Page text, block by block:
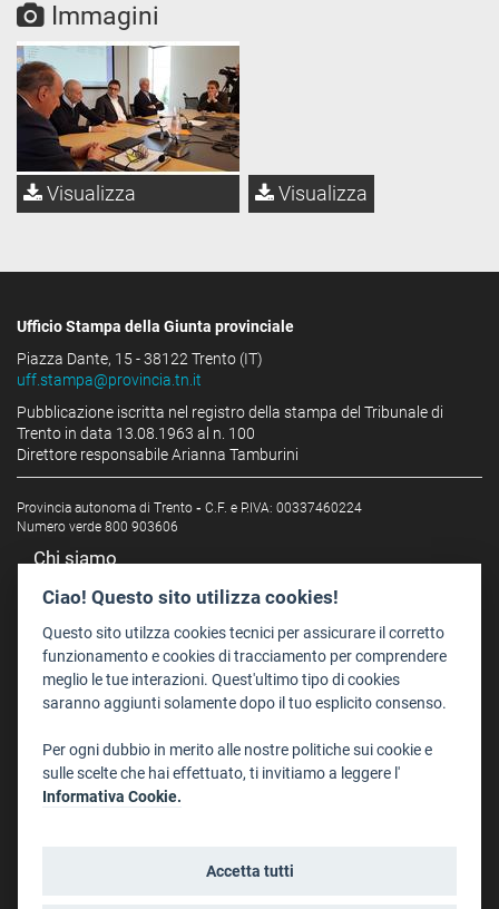
Immagini
Visualizza Visualizza
Ufficio Stampa della Giunta provinciale
Piazza Dante, 15 - 38122 Trento (IT)
uff.stampa@provincia.tn.it
Pubblicazione iscritta nel registro della stampa del Tribunale di
Trento in data 13.08.1963 al n. 100
Direttore responsabile Arianna Tamburini
Provincia autonoma di Trento - C.F. e P.IVA: 00337460224
Numero verde 800 903606
Chi siamo
Redazione
Staff
Format - Centro Audiovisivi
Trentino Film Commission
Dove Siamo
Struttura di riferimento
Ciao! Questo sito utilizza cookies!
Questo sito utilzza cookies tecnici per assicurare il corretto
funzionamento e cookies di tracciamento per comprendere
meglio le tue interazioni. Quest'ultimo tipo di cookies
saranno aggiunti solamente dopo il tuo esplicito consenso.
Per ogni dubbio in merito alle nostre politiche sui cookie e
sulle scelte che hai effettuato, ti invitiamo a leggere l'
Informativa Cookie.
Accetta tutti